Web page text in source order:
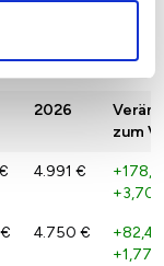
für
2026
zum
4.991 €
+3,70
4.750 €
+1,77